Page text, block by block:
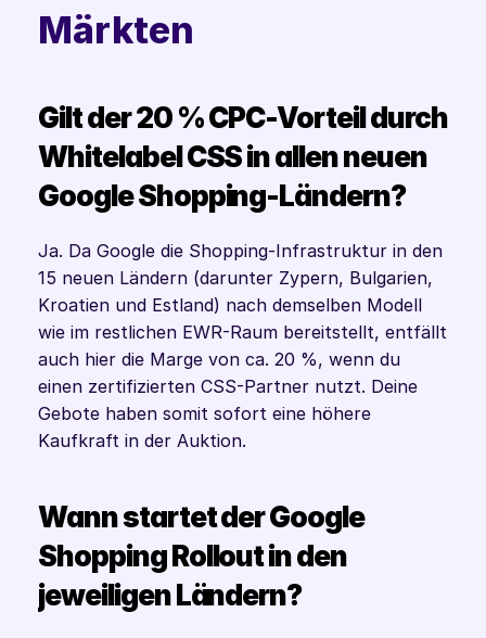
Märkten
Gilt der 20 % CPC-Vorteil durch
Whitelabel CSS in allen neuen
Google Shopping-Ländern?
Ja. Da Google die Shopping-Infrastruktur in den
15 neuen Ländern (darunter Zypern, Bulgarien,
Kroatien und Estland) nach demselben Modell
wie im restlichen EWR-Raum bereitstellt, entfällt
auch hier die Marge von ca. 20 %, wenn du
einen zertifizierten CSS-Partner nutzt. Deine
Gebote haben somit sofort eine höhere
Kaufkraft in der Auktion.
Wann startet der Google
Shopping Rollout in den
jeweiligen Ländern?